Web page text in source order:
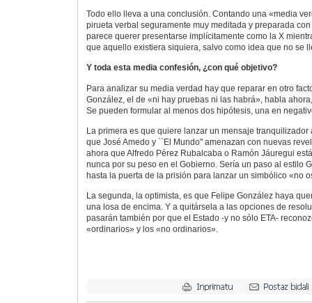
Todo ello lleva a una conclusión. Contando una «media
pirueta verbal seguramente muy meditada y preparada
parece querer presentarse implícitamente como la X
que aquello existiera siquiera, salvo como idea que no se
Y toda esta media confesión, ¿con qué objetivo?
Para analizar su media verdad hay que reparar en otro
González, el de «ni hay pruebas ni las habrá», habla
Se pueden formular al menos dos hipótesis, una en
La primera es que quiere lanzar un mensaje tranquilizador
que José Amedo y ``El Mundo'' amenazan con nuevas
ahora que Alfredo Pérez Rubalcaba o Ramón Jáuregui
nunca por su peso en el Gobierno. Sería un paso al estilo
hasta la puerta de la prisión para lanzar un simbólico «no
La segunda, la optimista, es que Felipe González haya
una losa de encima. Y a quitársela a las opciones de
pasarán también por que el Estado -y no sólo ETA-
«ordinarios» y los «no ordinarios».